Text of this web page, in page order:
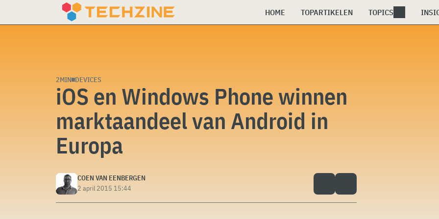
HOME TOPARTIKELEN TOPICS
2MIN DEVICES
iOS en Windows Phone winnen
marktaandeel van Android in
Europa
COEN VAN EENBERGEN
2 april 2015 15:44